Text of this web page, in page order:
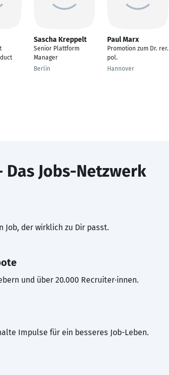
Sascha Kreppelt
Senior Plattform
Manager
Berlin
Paul Marx
Promotion zum Dr. rer.
pol.
Hannover
Das Jobs-Netzwerk
Job, der wirklich zu Dir passt.
und über 20.000 Recruiter·innen.
Impulse für ein besseres Job-Leben.